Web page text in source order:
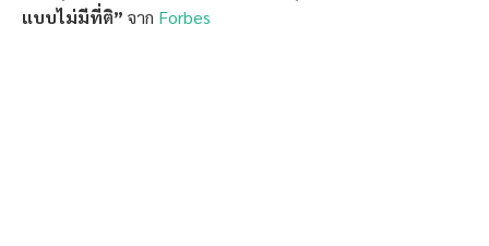
แบบไม่มีที่ติ” จาก Forbes